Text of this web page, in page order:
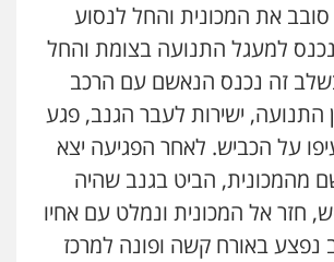
את המכונית והחל לנסוע
למעגל התנועה בצומת והחל
זה נכנס הנאשם עם הרכב
התנועה, ישירות לעבר הגנב, פגע
על הכביש. לאחר הפגיעה יצא
מהמכונית, הביט בגנב שהיה
חזר אל המכונית ונמלט עם אחיו
נפצע באורח קשה ופונה למרכז